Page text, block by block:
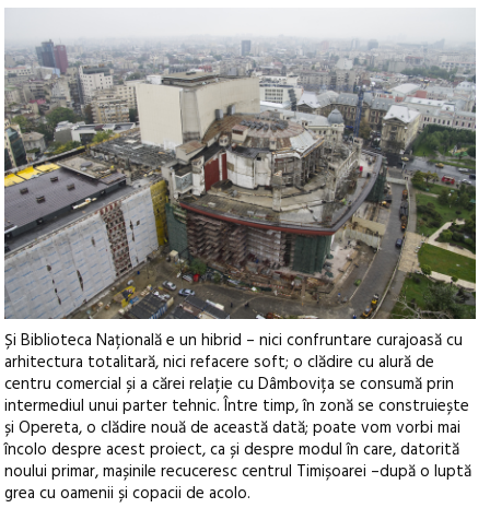
Și Biblioteca Națională e un hibrid – nici confruntare curajoasă cu
arhitectura totalitară, nici refacere soft; o clădire cu alură de
centru comercial și a cărei relație cu Dâmbovița se consumă prin
intermediul unui parter tehnic. Între timp, în zonă se construiește
și Opereta, o clădire nouă de această dată; poate vom vorbi mai
încolo despre acest proiect, ca și despre modul în care, datorită
noului primar, mașinile recuceresc centrul Timișoarei –după o luptă
grea cu oamenii și copacii de acolo.